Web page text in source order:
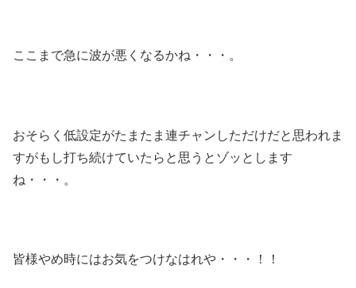
ここまで急に波が悪くなるかね・・・。
おそらく低設定がたまたま連チャンしただけだと思われま
すがもし打ち続けていたらと思うとゾッとします
ね・・・。
皆様やめ時にはお気をつけなはれや・・・！！